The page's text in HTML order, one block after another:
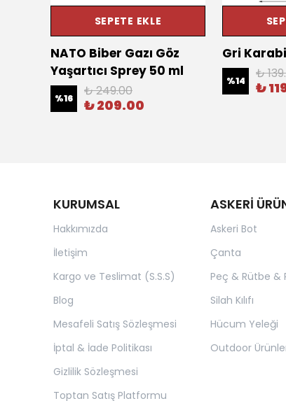
SEPETE EKLE
NATO Biber Gazı Göz
Yaşartıcı Sprey 50 ml
%16 ₺ 249.00
₺ 209.00
Gri
%14 ₺
₺
KURUMSAL
Hakkımızda
İletişim
Kargo ve Teslimat (S.S.S)
Blog
Mesafeli Satış Sözleşmesi
İptal & İade Politikası
Gizlilik Sözleşmesi
Toptan Satış Platformu
ASKERİ
Askeri Bot
Çanta
Peç & Rütbe &
Silah Kılıfı
Hücum Yeleği
Outdoor